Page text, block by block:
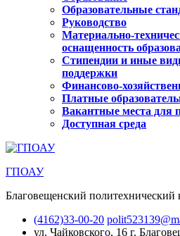
Образовательные
Руководство
Материально-
оснащенность
Стипендии и иные
поддержки
Финансово-
Платные
Вакантные места для
Доступная среда
ГПОАУ
Благовещенский политехнический
(4162)33-00-20
ул. Чайковского, 16 г.